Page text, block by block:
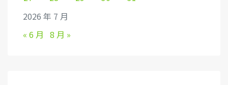
2026 年 7 月
« 6 月 8 月 »